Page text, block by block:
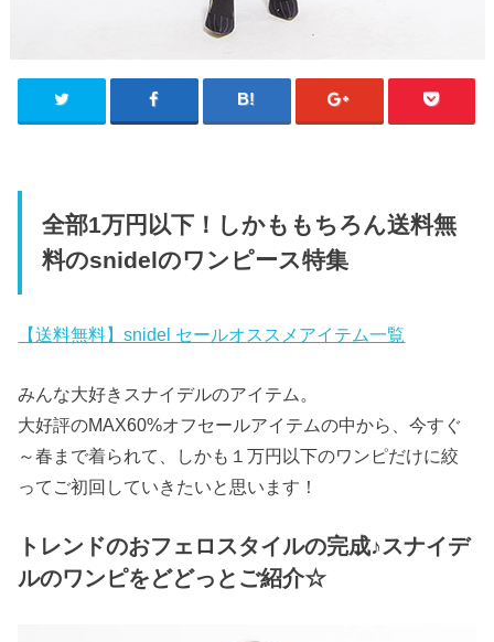
全部1万円以下！しかももちろん送料無
料のsnidelのワンピース特集
【送料無料】snidel セールオススメアイテム一覧
みんな大好きスナイデルのアイテム。
大好評のMAX60%オフセールアイテムの中から、今すぐ
～春まで着られて、しかも１万円以下のワンピだけに絞
ってご初回していきたいと思います！
トレンドのおフェロスタイルの完成♪スナイデ
ルのワンピをどどっとご紹介☆